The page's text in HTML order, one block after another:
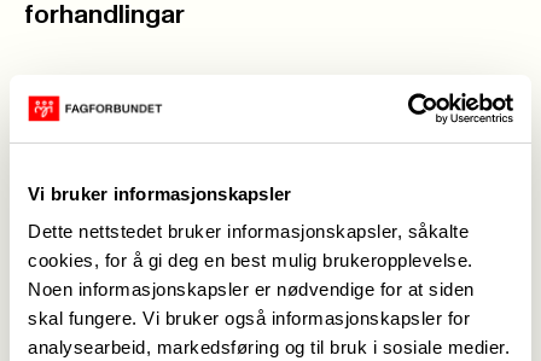
Vi bruker informasjonskapsler
Dette nettstedet bruker informasjonskapsler, såkalte
cookies, for å gi deg en best mulig brukeropplevelse.
Noen informasjonskapsler er nødvendige for at siden
skal fungere. Vi bruker også informasjonskapsler for
analysearbeid, markedsføring og til bruk i sosiale medier.
forhandlingar
21. juni 2024
Sommarferieavvikling
Årsmøte 2024
Innkalling Årsmøte
2024
19. desember 2023